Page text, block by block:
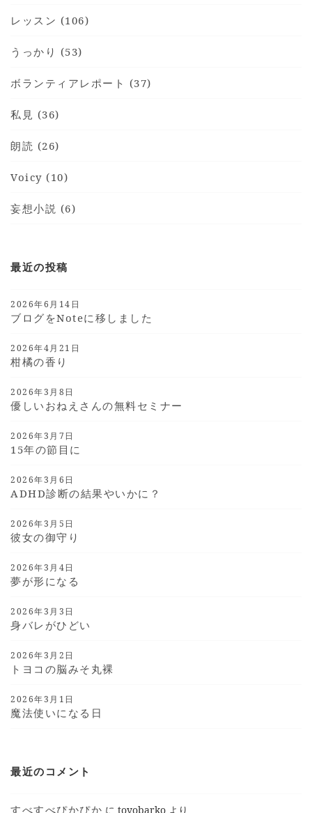
レッスン (106)
うっかり (53)
ボランティアレポート (37)
私見 (36)
朗読 (26)
Voicy (10)
妄想小説 (6)
最近の投稿
2026年6月14日
ブログをnoteに移しました
2026年4月21日
柑橘の香り
2026年3月8日
優しいおねえさんの無料セミナー
2026年3月7日
15年の節目に
2026年3月6日
ADHD診断の結果やいかに？
2026年3月5日
彼女の御守り
2026年3月4日
夢が形になる
2026年3月3日
身バレがひどい
2026年3月2日
トヨコの脳みそ丸裸
2026年3月1日
魔法使いになる日
最近のコメント
すべすべぴかぴか にtoyobarko より